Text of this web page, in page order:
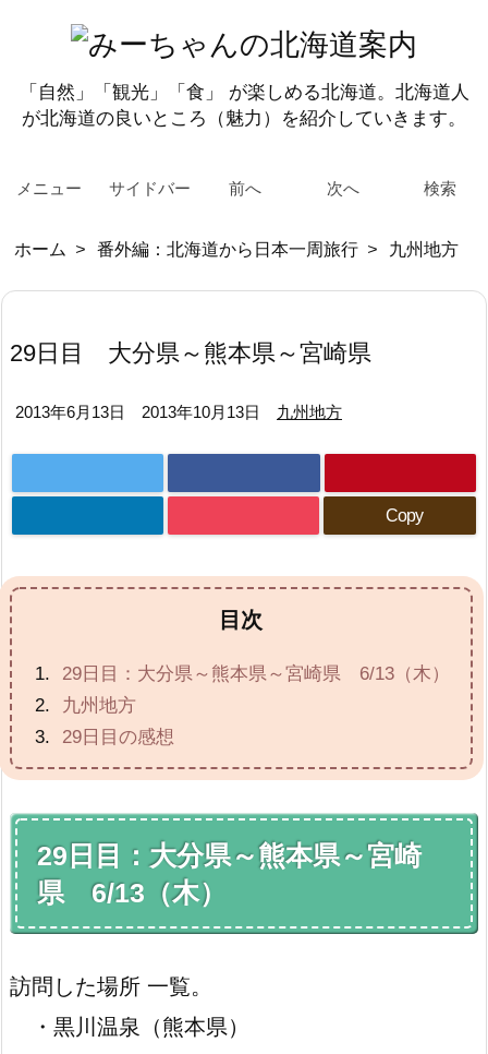
「自然」「観光」「食」 が楽しめる北海道。北海道人
が北海道の良いところ（魅力）を紹介していきます。
メニュー サイドバー 前へ 次へ 検索
ホーム > 番外編：北海道から日本一周旅行 > 九州地方
29日目 大分県～熊本県～宮崎県
2013年6月13日 2013年10月13日 九州地方
Copy
目次
29日目：大分県～熊本県～宮崎県 6/13（木）
九州地方
29日目の感想
29日目：大分県～熊本県～宮崎
県 6/13（木）
訪問した場所 一覧。
・黒川温泉（熊本県）